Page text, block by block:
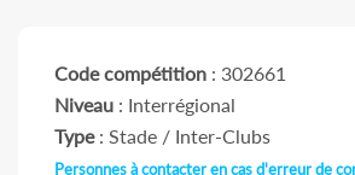
Code compétition : 302661
Niveau : Interrégional
Type: Stade / Inter-Clubs
Personnes à contacter en cas d'erreur de